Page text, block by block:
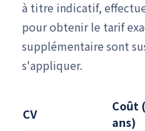
à titre indicatif,
pour obtenir le tarif
supplémentaire sont
s'appliquer.
CV
Coût
ans)